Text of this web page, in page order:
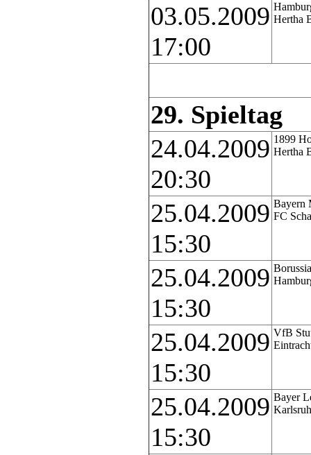
03.05.2009
17:00
Hertha
29. Spieltag
24.04.2009
20:30
1899
Hertha
25.04.2009
15:30
Bayern
FC
25.04.2009
15:30
25.04.2009
15:30
VfB
25.04.2009
15:30
Bayer